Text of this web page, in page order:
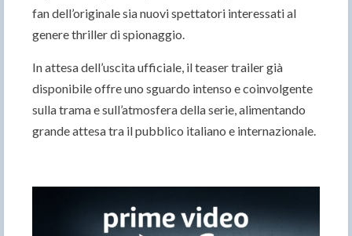
fan dell’originale sia nuovi spettatori interessati al
genere thriller di spionaggio.
In attesa dell’uscita ufficiale, il teaser trailer già
disponibile offre uno sguardo intenso e coinvolgente
sulla trama e sull’atmosfera della serie, alimentando
grande attesa tra il pubblico italiano e internazionale.